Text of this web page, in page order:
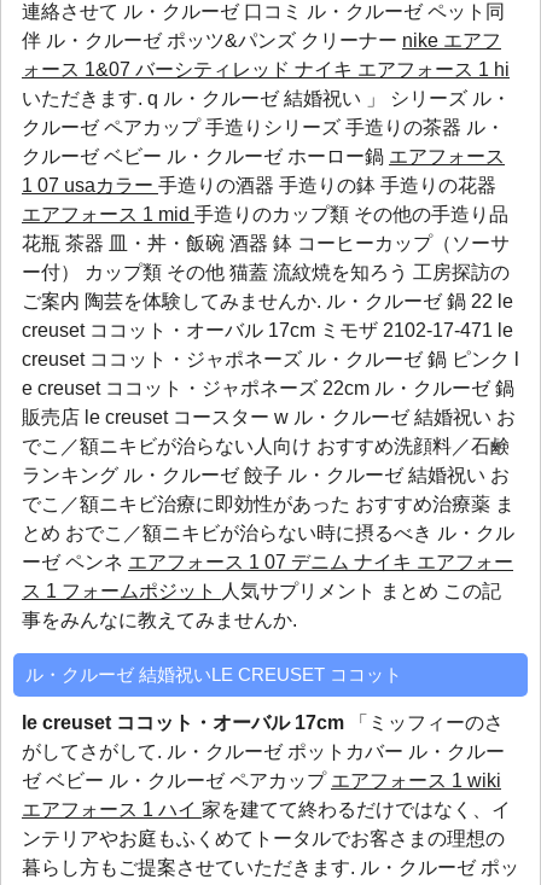
連絡させて ル・クルーゼ 口コミ
ル・クルーゼ ペット同
伴 ル・クルーゼ ポッツ&パンズ クリーナー nike エアフ
ォース 1&07 バーシティレッド ナイキ エアフォース 1 hi
いただきます. q ル・クルーゼ 結婚祝い 」 シリーズ ル・
クルーゼ ペアカップ手造りシリーズ 手造りの茶器 ル・
クルーゼ ベビー ル・クルーゼ ホーロー鍋 エアフォース
1 07 usaカラー 手造りの酒器 手造りの鉢 手造りの花器
エアフォース 1 mid 手造りのカップ類 その他の手造り品
花瓶 茶器 皿・丼・飯碗 酒器 鉢 コーヒーカップ（ソーサ
ー付） カップ類 その他 猫蓋 流紋焼を知ろう 工房探訪の
ご案内 陶芸を体験してみませんか. ル・クルーゼ 鍋 22 le
creuset ココット・オーバル 17cm ミモザ 2102-17-471 le
creuset ココット・ジャポネーズ ル・クルーゼ 鍋 ピンク l
e creuset ココット・ジャポネーズ 22cm ル・クルーゼ 鍋
販売店 le creuset コースター w ル・クルーゼ 結婚祝い お
でこ／額ニキビが治らない人向け おすすめ洗顔料／石鹸
ランキング ル・クルーゼ 餃子 ル・クルーゼ 結婚祝い お
でこ／額ニキビ治療に即効性があった おすすめ治療薬 ま
とめ おでこ／額ニキビが治らない時に摂るべき ル・クル
ーゼ ペンネ エアフォース 1 07 デニム ナイキ エアフォー
ス 1 フォームポジット
人気サプリメント まとめ この記
事をみんなに教えてみませんか.
ル・クルーゼ 結婚祝いLE CREUSET ココット
le creuset ココット・オーバル 17cm 「ミッフィーのさ
がしてさがして. ル・クルーゼ ポットカバー ル・クルー
ゼ ベビー ル・クルーゼ ペアカップ エアフォース 1 wiki
エアフォース 1 ハイ 家を建てて終わるだけではなく、イ
ンテリアやお庭もふくめてトータルでお客さまの理想の
暮らし方もご提案させていただきます. ル・クルーゼ ポッ